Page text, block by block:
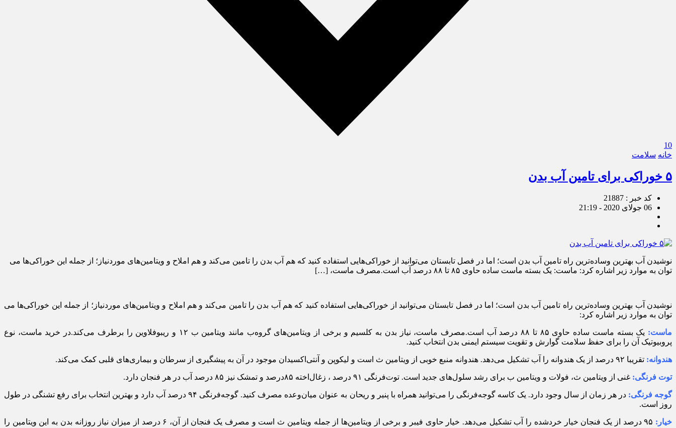
10
خانه سلامت
۵ خوراکی‌ برای تامین آب بدن
کد خبر : 21887
06 جولای 2020 - 21:19
نوشیدن آب بهترین وساده‌ترین راه تامین آب بدن است؛ اما در فصل تابستان می‌توانید از خوراکی‌هایی استفاده کنید که هم آب بدن را تامین می‌کند و هم املاح و ویتامین‌های موردنیاز؛ از جمله این خوراکی‌ها می
توان به موارد زیر اشاره کرد: ماست: یک بسته ماست ساده حاوی ۸۵ تا ۸۸ درصد آب است.مصرف ماست، […]
نوشیدن آب بهترین وساده‌ترین راه تامین آب بدن است؛ اما در فصل تابستان می‌توانید از خوراکی‌هایی استفاده کنید که هم آب بدن را تامین می‌کند و هم املاح و ویتامین‌های موردنیاز؛ از جمله این خوراکی‌ها می
توان به موارد زیر اشاره کرد:
ماست:
یک بسته ماست ساده حاوی ۸۵ تا ۸۸ درصد آب است.مصرف ماست، نیاز بدن به کلسیم و برخی از ویتامین‌های گروه‌ب مانند ویتامین ب ۱۲ و ریبوفلاوین را برطرف می‌کند.در خرید ماست، نوع
پروبیوتیک آن را برای حفظ سلامت گوارش و تقویت سیستم ایمنی بدن انتخاب کنید.
هندوانه: تقریبا ۹۲ درصد از یک هندوانه را آب تشکیل می‌دهد. هندوانه منبع خوبی از ویتامین ث است و لیکوپن و آنتی‌اکسیدان موجود در آن به پیشگیری از سرطان و بیماری‌های قلبی کمک می‌کند.
توت فرنگی: غنی از ویتامین ث، فولات و ویتامین ب برای رشد سلول‌های جدید است. توت‌فرنگی ۹۱ درصد ، زغال‌اخته ۸۵درصد و تمشک نیز ۸۵ درصد آب در هر فنجان دارد.
گوجه فرنگی:
در هر زمان از سال وجود دارد. یک کاسه گوجه‌فرنگی را می‌توانید همراه با پنیر و ریحان به عنوان میان‌وعده مصرف کنید. گوجه‌فرنگی ۹۴ درصد آب دارد و بهترین انتخاب برای رفع تشنگی در طول
روز است.
خیار:
۹۵ درصد از یک فنجان خیار خردشده را آب تشکیل می‌دهد. خیار حاوی فیبر و برخی از ویتامین‌ها از جمله ویتامین ث است و مصرف یک فنجان از آن، ۶ درصد از میزان نیاز روزانه بدن به این ویتامین را